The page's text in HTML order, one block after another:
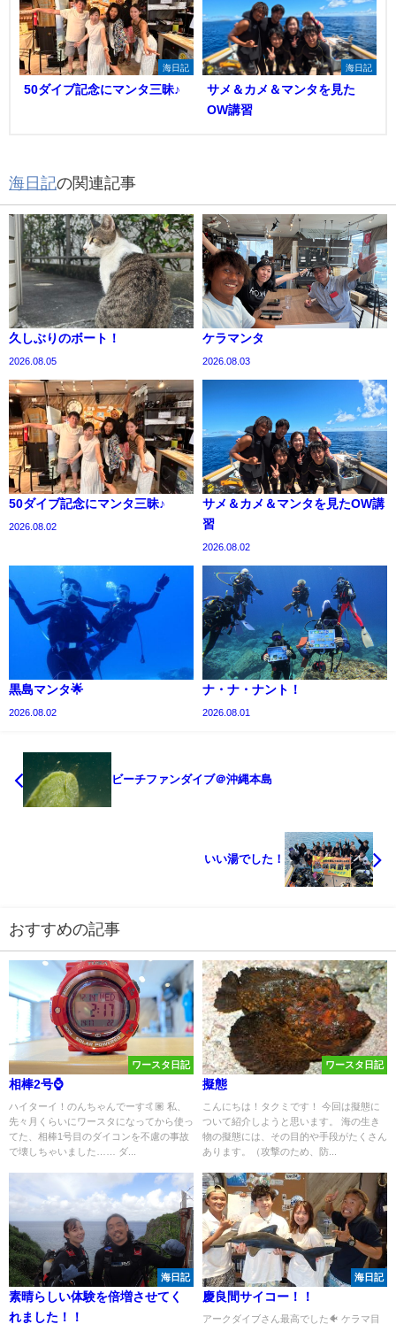
海日記
50ダイブ記念にマンタ三昧♪
海日記
サメ＆カメ＆マンタを見た
OW講習
海日記の関連記事
久しぶりのボート！
2026.08.05
ケラマンタ
2026.08.03
50ダイブ記念にマンタ三昧♪
2026.08.02
サメ＆カメ＆マンタを見たOW講
習
2026.08.02
黒島マンタ🌟
2026.08.02
ナ・ナ・ナント！
2026.08.01
ビーチファンダイブ＠沖縄本島
いい湯でした！
おすすめの記事
ワースタ日記
相棒2号⌚️
ハイターイ！のんちゃんでーす🤙🏽 私、
先々月くらいにワースタになってから使っ
てた、相棒1号目のダイコンを不慮の事故
で壊しちゃいました…… ダ...
ワースタ日記
擬態
こんにちは！タクミです！ 今回は擬態に
ついて紹介しようと思います。 海の生き
物の擬態には、その目的や手段がたくさん
あります。（攻撃のため、防...
海日記
素晴らしい体験を倍増させてく
れました！！
海日記
慶良間サイコー！！
アークダイブさん最高でした🐠 ケラマ目